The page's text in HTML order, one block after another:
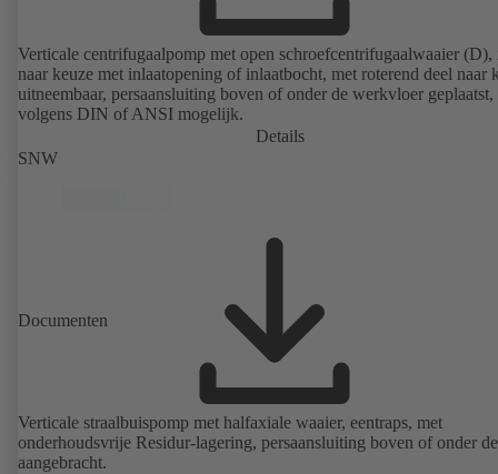
Verticale centrifugaalpomp met open schroefcentrifugaalwaaier (D),
naar keuze met inlaatopening of inlaatbocht, met roterend deel naar
uitneembaar, persaansluiting boven of onder de werkvloer geplaatst,
volgens DIN of ANSI mogelijk.
Details
SNW
Documenten
Verticale straalbuispomp met halfaxiale waaier, eentraps, met
onderhoudsvrije Residur-lagering, persaansluiting boven of onder
aangebracht.